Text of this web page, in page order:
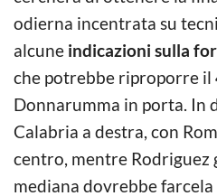
odierna incentrata su
alcune indicazioni sulla
che potrebbe riproporre il
Donnarumma in porta. In
Calabria a destra, con
centro, mentre Rodriguez
mediana dovrebbe